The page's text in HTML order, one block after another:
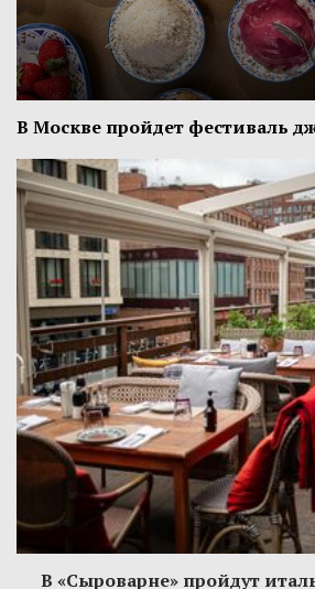
В Москве пройдет фестиваль
В «Сыроварне» пройдут